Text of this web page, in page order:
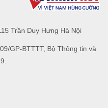
Trần Duy Hưng Hà Nội
GP-BTTTT, Bộ Thông tin và